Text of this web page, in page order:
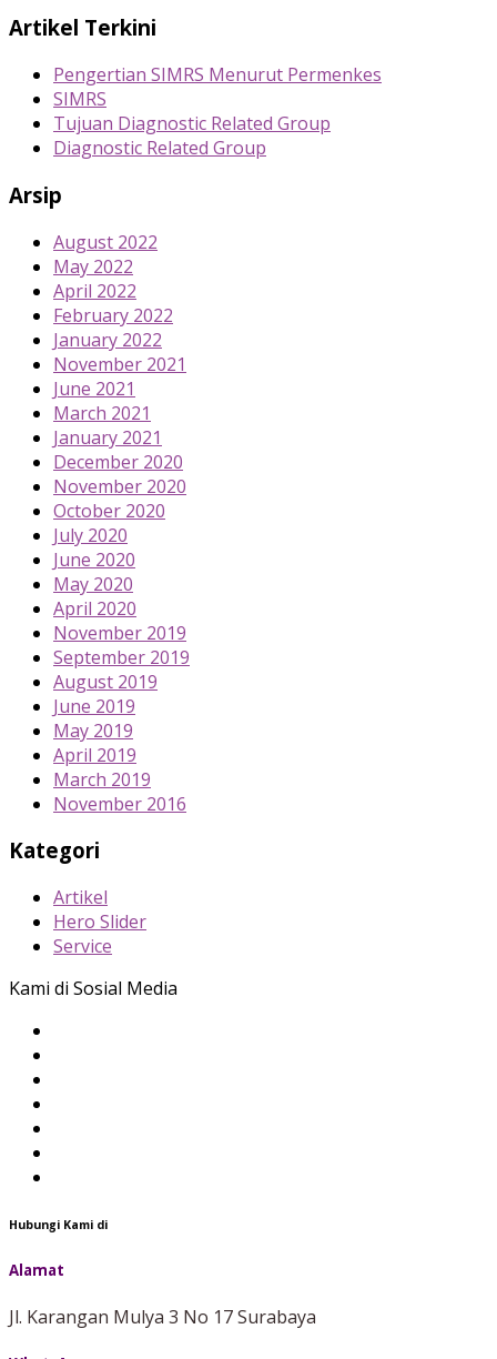
Artikel Terkini
Pengertian SIMRS Menurut Permenkes
SIMRS
Tujuan Diagnostic Related Group
Diagnostic Related Group
Arsip
August 2022
May 2022
April 2022
February 2022
January 2022
November 2021
June 2021
March 2021
January 2021
December 2020
November 2020
October 2020
July 2020
June 2020
May 2020
April 2020
November 2019
September 2019
August 2019
June 2019
May 2019
April 2019
March 2019
November 2016
Kategori
Artikel
Hero Slider
Service
Kami di Sosial Media
Hubungi Kami di
Alamat
Jl. Karangan Mulya 3 No 17 Surabaya